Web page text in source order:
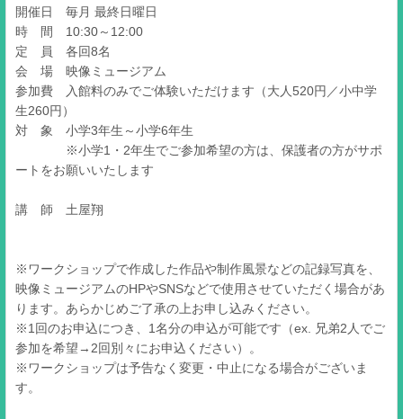
開催日 毎月 最終日曜日
時 間 10:30～12:00
定 員 各回8名
会 場 映像ミュージアム
参加費 入館料のみでご体験いただけます（大人520円／小中学
生260円）
対 象 小学3年生～小学6年生
※小学1・2年生でご参加希望の方は、保護者の方がサポ
ートをお願いいたします
講 師 土屋翔
※ワークショップで作成した作品や制作風景などの記録写真を、
映像ミュージアムのHPやSNSなどで使用させていただく場合があ
ります。あらかじめご了承の上お申し込みください。
※1回のお申込につき、1名分の申込が可能です（ex. 兄弟2人でご
参加を希望→2回別々にお申込ください）。
※ワークショップは予告なく変更・中止になる場合がございま
す。